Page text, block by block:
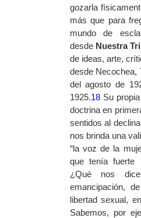
gozarla
más que para
mundo de
desde Nuestra
de ideas, arte,
desde Necochea,
del agosto de
1925.18Su propia
doctrina en
sentidos al
nos brinda una
“la voz de la
que tenía fuerte
¿Qué nos
emancipación,
libertad sexual,
Sabemos, por